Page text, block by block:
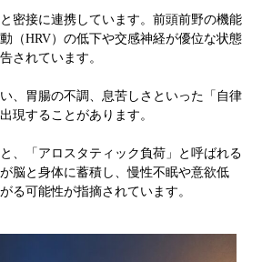
密接に連携しています。前頭前野の機能
（HRV）の低下や交感神経が優位な状態
されています。
、胃腸の不調、息苦しさといった「自律
現することがあります。
、「アロスタティック負荷」と呼ばれる
脳と身体に蓄積し、慢性不眠や意欲低
る可能性が指摘されています。